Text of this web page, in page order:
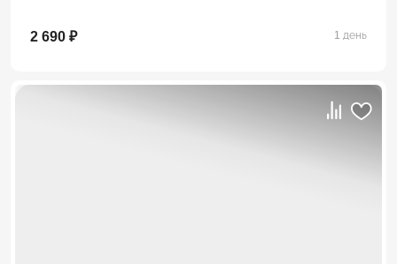
2 690 ₽ 1 день